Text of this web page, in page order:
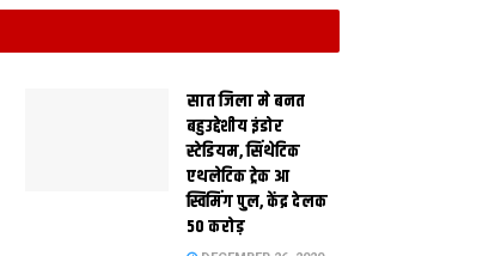
सात जिला मे बनत
बहुउद्देशीय इंडोर
स्‍टेडि‍यम, सिंथेटिक
एथलेटिक ट्रेक आ
स्विमिंग पुल, केंद्र देलक
50 करोड़